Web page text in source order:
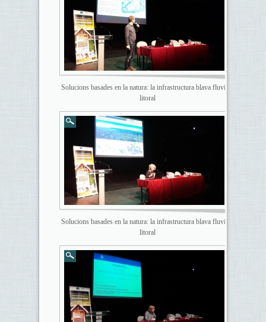
Solucions basades en la natura: la infrastructura blava fluvial i
litoral
Solucions basades en la natura: la infrastructura blava fluvial i
litoral